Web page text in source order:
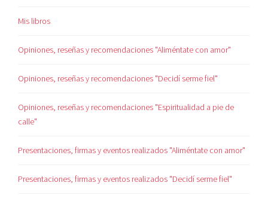
Mis libros
Opiniones, reseñas y recomendaciones "Aliméntate con amor"
Opiniones, reseñas y recomendaciones "Decidí serme fiel"
Opiniones, reseñas y recomendaciones "Espiritualidad a pie de
calle"
Presentaciones, firmas y eventos realizados "Aliméntate con amor"
Presentaciones, firmas y eventos realizados "Decidí serme fiel"